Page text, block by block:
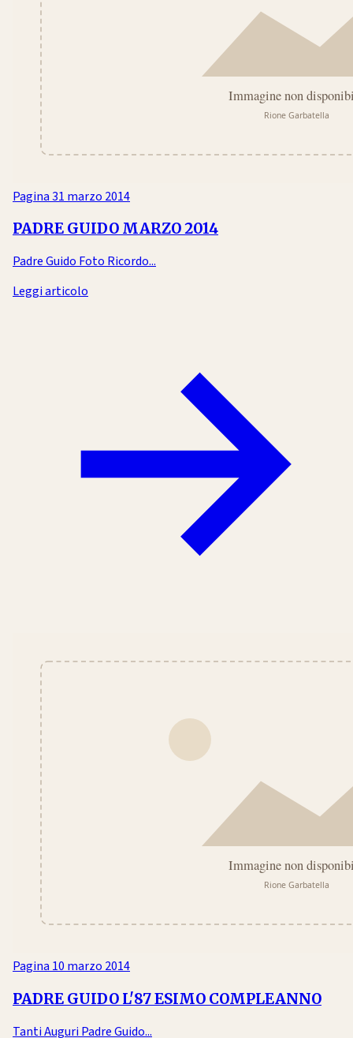
Pagina31 marzo 2014
PADRE GUIDO MARZO 2014
Padre Guido Foto Ricordo...
Leggi articolo
Pagina 10 marzo 2014
PADRE GUIDO L'87 ESIMO COMPLEANNO
Tanti Auguri Padre Guido...